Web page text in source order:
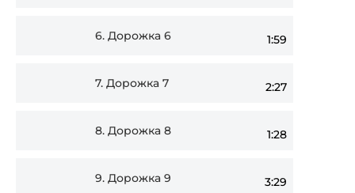
6. Дорожка 6 1:59
7. Дорожка 7 2:27
8. Дорожка 8 1:28
9. Дорожка 9 3:29